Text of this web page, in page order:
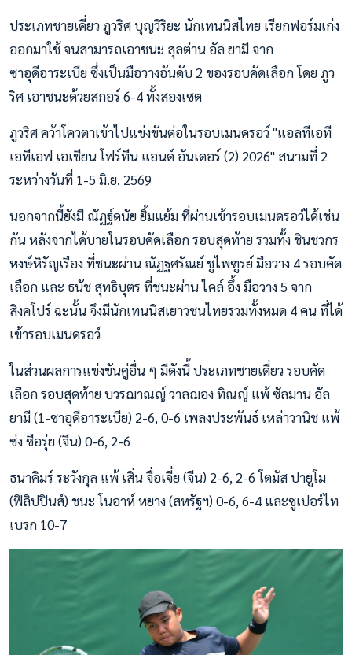
ประเภทชายเดี่ยว ภูวริศ บุญวิริยะ นักเทนนิสไทย เรียกฟอร์มเก่ง
ออกมาใช้ จนสามารถเอาชนะ สุลต่าน อัล ยามี จาก
ซาอุดีอาระเบีย ซึ่งเป็นมือวางอันดับ 2 ของรอบคัดเลือก โดย ภูว
ริศ เอาชนะด้วยสกอร์ 6-4 ทั้งสองเซต
ภูวริศ คว้าโควตาเข้าไปแข่งขันต่อในรอบเมนดรอว์ "แอลทีเอที
เอทีเอฟ เอเชียน โฟร์ทีน แอนด์ อันเดอร์ (2) 2026" สนามที่ 2
ระหว่างวันที่ 1-5 มิ.ย. 2569
นอกจากนี้ยังมี ณัฏฐ์ดนัย ยิ้มแย้ม ที่ผ่านเข้ารอบเมนดรอว์ได้เช่น
กัน หลังจากได้บายในรอบคัดเลือก รอบสุดท้าย รวมทั้ง ชินชวกร
หงษ์หิรัญเรือง ที่ชนะผ่าน ณัฏฐศรัณย์ ชูไพฑูรย์ มือวาง 4 รอบคัด
เลือก และ ธนัช สุทธิบุตร ที่ชนะผ่าน ไคล์ อึ้ง มือวาง 5 จาก
สิงคโปร์ ฉะนั้น จึงมีนักเทนนิสเยาวชนไทยรวมทั้งหมด 4 คน ที่ได้
เข้ารอบเมนดรอว์
ในส่วนผลการแข่งขันคู่อื่น ๆ มีดังนี้ ประเภทชายเดี่ยว รอบคัด
เลือก รอบสุดท้าย บวรฌาณญ์ วาลฌอง ทิณญ์ แพ้ ซัลมาน อัล
ยามี (1-ซาอุดีอาระเบีย) 2-6, 0-6 เพลงประพันธ์ เหล่าวานิช แพ้
ซ่ง ซือรุ่ย (จีน) 0-6, 2-6
ธนาคิมร์ ระวังกุล แพ้ เสิ่น จื่อเจี๋ย (จีน) 2-6, 2-6 โตมัส ปายูโม
(ฟิลิปปินส์) ชนะ โนอาห์ หยาง (สหรัฐฯ) 0-6, 6-4 และซูเปอร์ไท
เบรก 10-7